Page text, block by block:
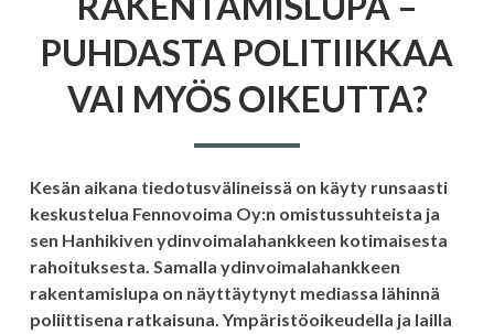
VAI
MYÖS
OIKEUTTA?
PUHDASTA POLITIIKKAA
VAI MYÖS OIKEUTTA?
Kesän aikana tiedotusvälineissä on käyty runsaasti
keskustelua Fennovoima Oy:n omistussuhteista ja
sen Hanhikiven ydinvoimalahankkeen kotimaisesta
rahoituksesta. Samalla ydinvoimalahankkeen
rakentamislupa on näyttäytynyt mediassa lähinnä
poliittisena ratkaisuna. Ympäristöoikeudella ja lailla